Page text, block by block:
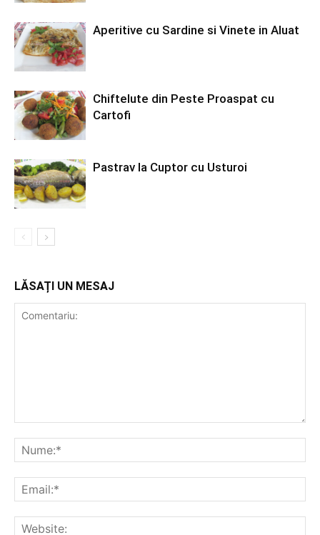
Aperitive cu Sardine si Vinete in Aluat
Chiftelute din Peste Proaspat cu
Cartofi
Pastrav la Cuptor cu Usturoi
LĂSAȚI UN MESAJ